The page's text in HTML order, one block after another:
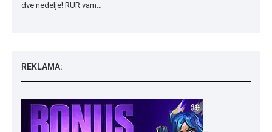
dve nedelje! RUR vam…
REKLAMA: